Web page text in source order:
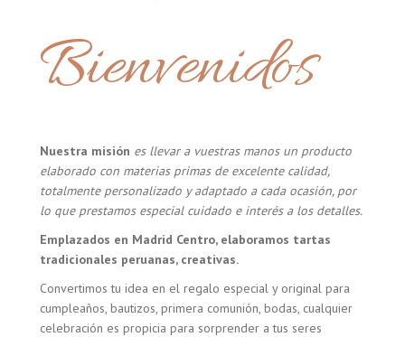
Bienvenidos
Nuestra misión es llevar a vuestras manos un producto
elaborado con materias primas de excelente calidad,
totalmente personalizado y adaptado a cada ocasión, por
lo que prestamos especial cuidado e interés a los detalles.
Emplazados en Madrid Centro, elaboramos tartas
tradicionales peruanas, creativas.
Convertimos tu idea en el regalo especial y original para
cumpleaños, bautizos, primera comunión, bodas, cualquier
celebración es propicia para sorprender a tus seres